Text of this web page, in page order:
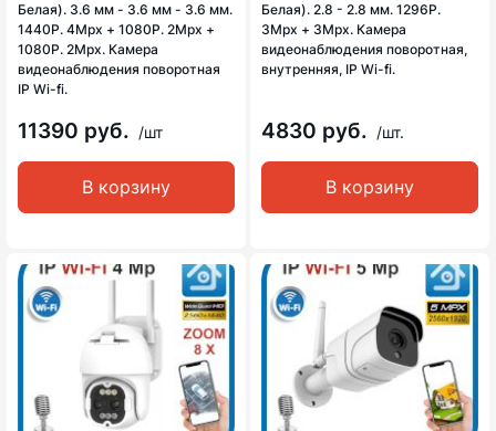
Белая). 3.6 мм - 3.6 мм - 3.6 мм.
1440P. 4Mpx + 1080P. 2Mpx +
1080P. 2Mpx. Камера
видеонаблюдения поворотная
IP Wi-fi.
11390 руб. /шт
В корзину
Белая). 2.8 - 2.8 мм. 1296P.
3Mpx + 3Mpx. Камера
видеонаблюдения поворотная,
внутренняя, IP Wi-fi.
4830 руб. /шт.
В корзину